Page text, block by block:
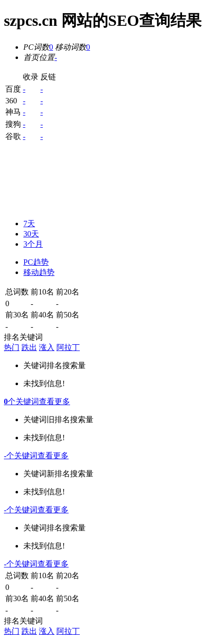
szpcs.cn 网站的SEO查询结果
PC词数0 移动词数0
首页位置-
收录 反链
百度 -
-
360
-
-
神马 -
-
搜狗 -
-
谷歌 - -
7天
30天
3个月
PC趋势
移动趋势
总词数 前10名 前20名
0
-
-
前30名 前40名 前50名
-
-
-
排名关键词
热门 跌出 涨入 阿拉丁
关键词排名搜索量
未找到信息!
0个关键词查看更多
关键词 旧排名搜索量
未找到信息!
-个关键词查看更多
关键词新排名搜索量
未找到信息!
-个关键词查看更多
关键词排名搜索量
未找到信息!
-个关键词查看更多
总词数 前10名 前20名
0
-
-
前30名 前40名 前50名
-
-
-
排名关键词
热门 跌出 涨入 阿拉丁